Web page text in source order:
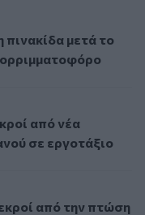
μετά το
μετά το
από νέα
από νέα
σε εργοτάξιο
από την πτώση
από την πτώση